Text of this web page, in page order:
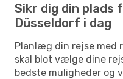
Sikr dig din plads
Düsseldorf i dag
Planlæg din rejse med
skal blot vælge dine
bedste muligheder og